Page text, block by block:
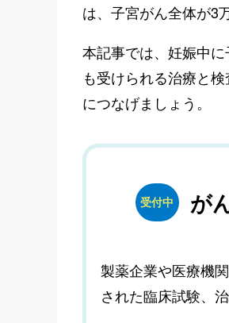
は、子宮がん全体が3
本記事では、妊娠中
も受けられる治療と
につなげましょう。
受付中 が
製薬企業や医療機
された臨床試験、